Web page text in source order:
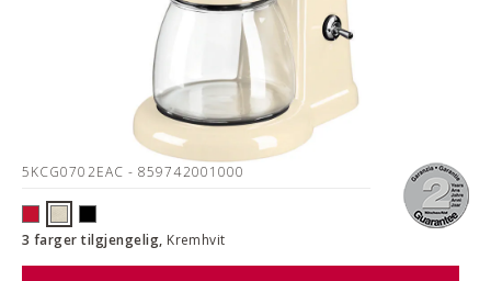
5KCG0702EAC - 859742001000
3 farger tilgjengelig, Kremhvit